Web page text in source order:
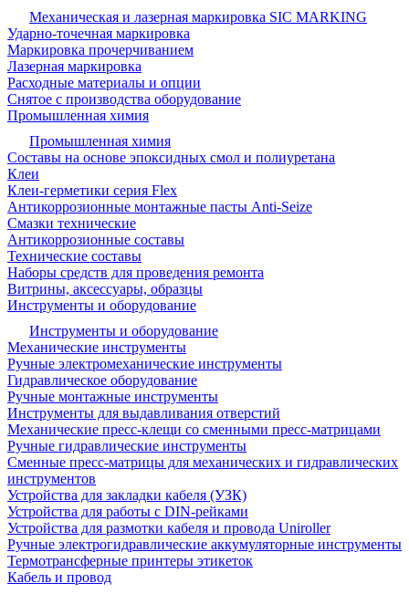
Механическая и лазерная маркировка SIC MARKING
Ударно-точечная маркировка
Маркировка прочерчиванием
Лазерная маркировка
Расходные материалы и опции
Снятое с производства оборудование
Промышленная химия
Промышленная химия
Составы на основе эпоксидных смол и полиуретана
Клеи
Клеи-герметики серия Flex
Антикоррозионные монтажные пасты Anti-Seize
Смазки технические
Антикоррозионные составы
Технические составы
Наборы средств для проведения ремонта
Витрины, аксессуары, образцы
Инструменты и оборудование
Инструменты и оборудование
Механические инструменты
Ручные электромеханические инструменты
Гидравлическое оборудование
Ручные монтажные инструменты
Инструменты для выдавливания отверстий
Механические пресс-клещи со сменными пресс-матрицами
Ручные гидравлические инструменты
Сменные пресс-матрицы для механических и гидравлических
инструментов
Устройства для закладки кабеля (УЗК)
Устройства для работы с DIN-рейками
Устройства для размотки кабеля и провода Uniroller
Ручные электрогидравлические аккумуляторные инструменты
Термотрансферные принтеры этикеток
Кабель и провод